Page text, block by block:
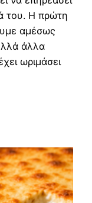
του. Η πρώτη
αμέσως
άλλα
ωριμάσει